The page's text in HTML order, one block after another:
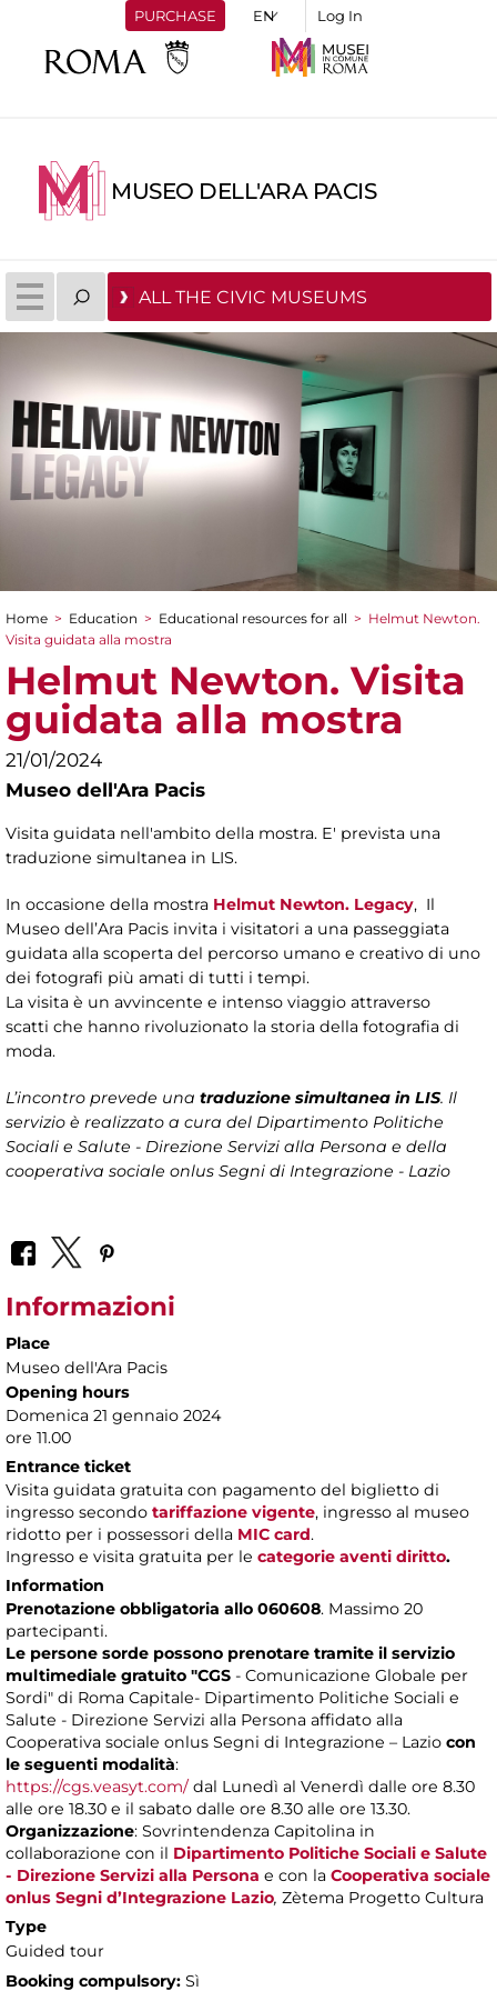
PURCHASE Log In
MUSEO DELL'ARA PACIS
ALL THE CIVIC MUSEUMS
You are here
Home > Education > Educational resources for all > Helmut Newton.
Visita guidata alla mostra
Helmut Newton. Visita
guidata alla mostra
21/01/2024
Museo dell'Ara Pacis
Visita guidata nell'ambito della mostra. E' prevista una
traduzione simultanea in LIS.
In occasione della mostra Helmut Newton. Legacy, Il
Museo dell’Ara Pacis invita i visitatori a una passeggiata
guidata alla scoperta del percorso umano e creativo di uno
dei fotografi più amati di tutti i tempi.
La visita è un avvincente e intenso viaggio attraverso
scatti che hanno rivoluzionato la storia della fotografia di
moda.
L’incontro prevede una traduzione simultanea in LIS. Il
servizio è realizzato a cura del Dipartimento Politiche
Sociali e Salute - Direzione Servizi alla Persona e della
cooperativa sociale onlus Segni di Integrazione - Lazio
Informazioni
Place
Museo dell'Ara Pacis
Opening hours
Domenica 21 gennaio 2024
ore 11.00
Entrance ticket
Visita guidata gratuita con pagamento del biglietto di
ingresso secondo tariffazione vigente, ingresso al museo
ridotto per i possessori della MIC card.
Ingresso e visita gratuita per le categorie aventi diritto.
Information
Prenotazione obbligatoria allo 060608. Massimo 20
partecipanti.
Le persone sorde possono prenotare tramite il servizio
multimediale gratuito "CGS - Comunicazione Globale per
Sordi" di Roma Capitale- Dipartimento Politiche Sociali e
Salute - Direzione Servizi alla Persona affidato alla
Cooperativa sociale onlus Segni di Integrazione – Lazio con
le seguenti modalità:
https://cgs.veasyt.com/dal Lunedì al Venerdì dalle ore 8.30
alle ore 18.30 e il sabato dalle ore 8.30 alle ore 13.30.
Organizzazione: Sovrintendenza Capitolina in
collaborazione con il Dipartimento Politiche Sociali e Salute
- Direzione Servizi alla Persona e con la Cooperativa sociale
onlus Segni d’Integrazione Lazio, Zètema Progetto Cultura
Type
Guided tour
Booking compulsory: Sì